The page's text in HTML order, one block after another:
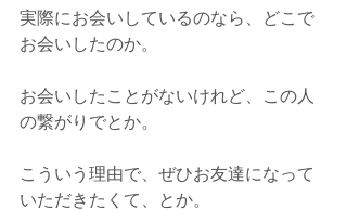
実際にお会いしているのなら、どこで
お会いしたのか。
お会いしたことがないけれど、この人
の繋がりでとか。
こういう理由で、ぜひお友達になって
いただきたくて、とか。